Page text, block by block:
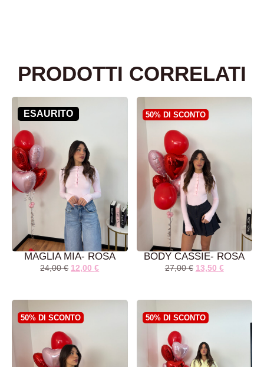
PRODOTTI CORRELATI
ESAURITO
MAGLIA MIA- ROSA
24,00€ 12,00€
LEGGI TUTTO
50% DI SCONTO
BODY CASSIE- ROSA
27,00€ 13,50 €
AGGIUNGI AL
CARRELLO
50% DI SCONTO 50% DI SCONTO